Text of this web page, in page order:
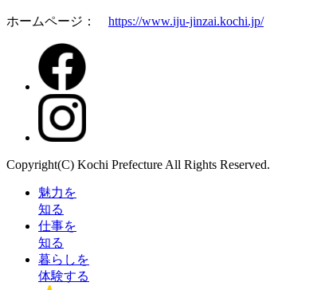
ホームページ： https://www.iju-jinzai.kochi.jp/
Copyright(C) Kochi Prefecture All Rights Reserved.
魅力を
知る
仕事を
知る
暮らしを
体験する